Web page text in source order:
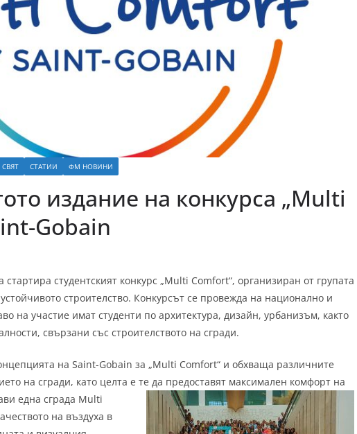
СТАТИИ ФМ НОВИНИ
издание на конкурса „Multi
Gobain
студентският конкурс „Multi Comfort“, организиран от групата
строителство. Конкурсът се провежда на национално и
на участие имат студенти по архитектура, дизайн, урбанизъм, както
свързани със строителството на сгради.
на Saint-Gobain за „Multi Comfort“ и обхваща различните
на сгради, като целта е те да предоставят максимален комфорт на
една сграда Multi
на въздуха в